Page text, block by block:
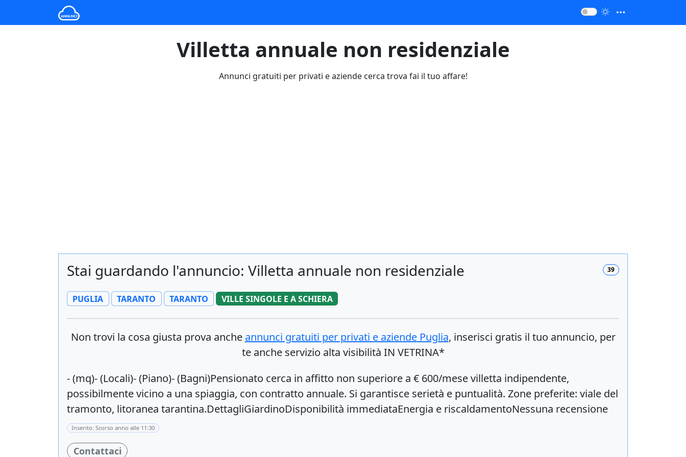
Villetta annuale non residenziale
Annunci gratuiti per privati e aziende cerca trova fai il tuo affare!
39
Stai guardando l'annuncio: Villetta annuale non residenziale
PUGLIA TARANTO TARANTO VILLE SINGOLE E A SCHIERA
Non trovi la cosa giusta prova anche annunci gratuiti per privati e aziendePuglia, inserisci gratis il tuo annuncio, per
te anche servizio alta visibilità IN VETRINA*
- (mq)- (Locali)- (Piano)- (Bagni)Pensionato cerca in affitto non superiore a € 600/mese villetta indipendente,
possibilmente vicino a una spiaggia, con contratto annuale. Si garantisce serietà e puntualità. Zone preferite: viale del
tramonto, litoranea tarantina.DettagliGiardinoDisponibilità immediataEnergia e riscaldamentoNessuna recensione
Inserito: Scorso anno alle 11:30
Contattaci